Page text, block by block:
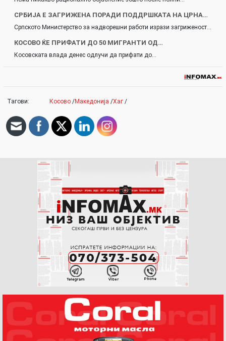
СРБИЈА Е ЗАГРИЖЕНА ПОРАДИ ПОДДРШКАТА НА ЦРНА…
Српското Министерство за надворешни работи изрази загриженост…
КОСОВО ЌЕ ПРИФАТИ ДО 50 МИГРАНТИ ОД…
Косовската влада денес одлучи да прифати до…
Тагови: Косово /Македонија /Хаг /